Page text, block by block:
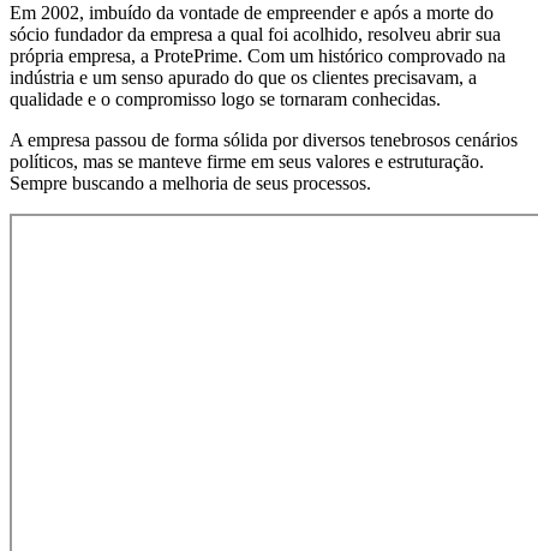
Em 2002, imbuído da vontade de empreender e após a morte do
sócio fundador da empresa a qual foi acolhido, resolveu abrir sua
própria empresa, a ProtePrime. Com um histórico comprovado na
indústria e um senso apurado do que os clientes precisavam, a
qualidade e o compromisso logo se tornaram conhecidas.
A empresa passou de forma sólida por diversos tenebrosos cenários
políticos, mas se manteve firme em seus valores e estruturação.
Sempre buscando a melhoria de seus processos.